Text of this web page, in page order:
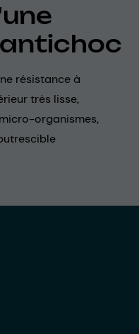
résistance à
très lisse,
organismes,